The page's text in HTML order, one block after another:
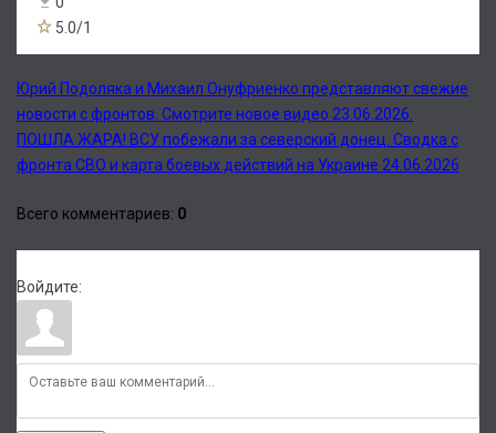
5.0/1
Юрий Подоляка и Михаил Онуфриенко представляют свежие
новости с фронтов. Смотрите новое видео 23.06.2026.
ПОШЛА ЖАРА! ВСУ побежали за северский донец. Сводка с
фронта СВО и карта боевых действий на Украине 24.06.2026
Всего комментариев: 0
Войдите: